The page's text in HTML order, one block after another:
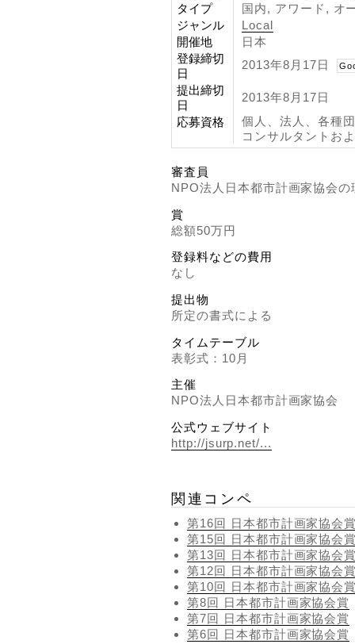
タイプ
国内, アワード, オ
ジャンル
Local
開催地
日本
登録締切
日
2013年8月17日
提出締切
日
2013年8月17日
応募資格
個人、法人、各種
コンサルタントお
審査員
NPO法人日本都市計画家協会
賞
総額50万円
登録料などの費用
なし
提出物
所定の書式による
タイムテーブル
表彰式：10月
主催
NPO法人日本都市計画家協会
公式ウェブサイト
http://jsurp.net/...
関連コンペ
第16回 日本都市計画家協会
第15回 日本都市計画家協会
第13回 日本都市計画家協会
第12回 日本都市計画家協会
第10回 日本都市計画家協会
第8回 日本都市計画家協会賞
第7回 日本都市計画家協会賞
第6回 日本都市計画家協会賞